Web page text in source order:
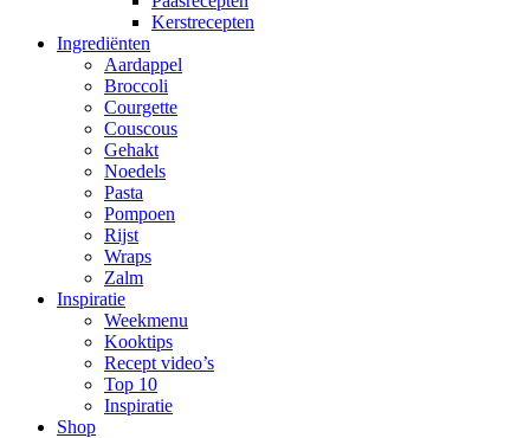
Kerstrecepten
Ingrediënten
Aardappel
Broccoli
Courgette
Couscous
Gehakt
Noedels
Pasta
Pompoen
Rijst
Wraps
Zalm
Inspiratie
Weekmenu
Kooktips
Recept video’s
Top 10
Inspiratie
Shop